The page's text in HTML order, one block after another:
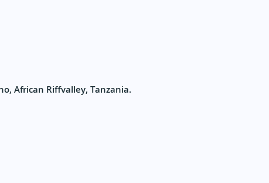
African Riffvalley, Tanzania.